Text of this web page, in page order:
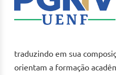
traduzindo em sua
orientam a formação